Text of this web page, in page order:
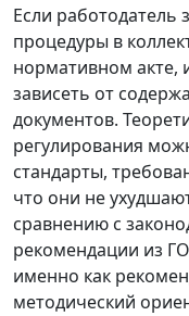
Если работодатель
процедуры в
нормативном акте,
зависеть от
документов.
регулирования
стандарты,
что они не
сравнению с
рекомендации из
именно как
методический